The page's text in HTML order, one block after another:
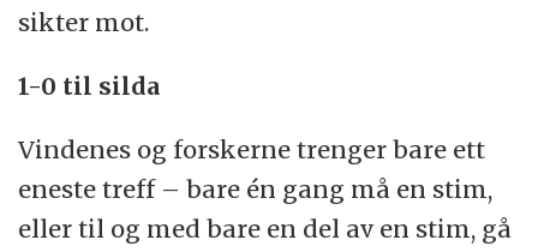
sikter mot.
1-0 til silda
Vindenes og forskerne trenger bare ett
eneste treff – bare én gang må en stim,
eller til og med bare en del av en stim, gå